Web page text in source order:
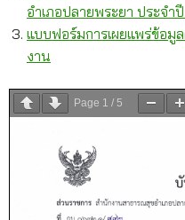
อำเภอปลายพระยา ประจ
แบบฟอร์มการเผยแพร่ข้อมู
งาน
Page 1 / 5